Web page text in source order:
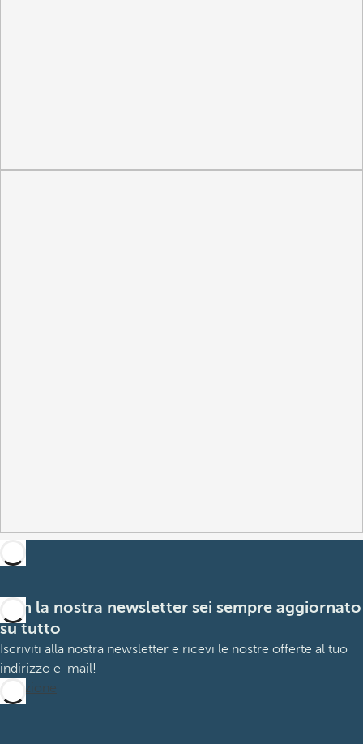
Con la nostra newsletter sei sempre aggiornato
su tutto
Iscriviti alla nostra newsletter e ricevi le nostre offerte al tuo
indirizzo e-mail!
Iscrizione